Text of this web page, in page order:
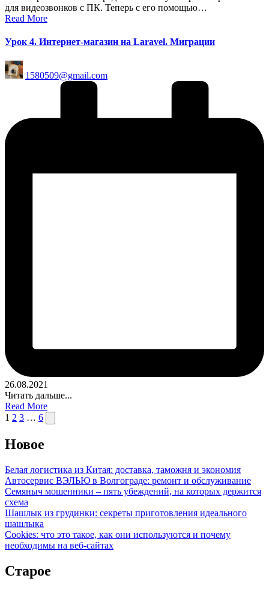
для видеозвонков с ПК. Теперь с его помощью…
Read More
Урок 4. Интернет-магазин на Laravel. Миграции
Posted
by
1580509@gmail.com
26.08.2021
Читать дальше...
Read More
Posts
navigation
1 2 3 … 6 Next
page
Новое
Белая логистика из Китая: доставка, таможня и экономия
Автосервис ВЭЛЬЮ в Волгограде: ремонт и обслуживание
Семяныч мошенники – пять убеждений, на которых держится
схема
Шашлык из грудинки: секреты приготовления идеального
шашлыка
Cookies: что это такое, как они используются и почему
необходимы на веб-сайтах
Старое